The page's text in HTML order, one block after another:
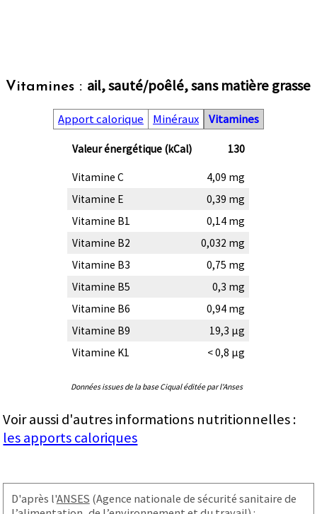
Vitamines : ail, sauté/poêlé, sans matière grasse
Apport calorique Minéraux Vitamines
Valeur énergétique (kCal) 130
Vitamine C
4,09 mg
Vitamine E
0,39 mg
Vitamine B1
0,14 mg
Vitamine B2
0,032 mg
Vitamine B3
0,75 mg
Vitamine B5
0,3 mg
Vitamine B6
0,94 mg
Vitamine B9
19,3 µg
Vitamine K1
< 0,8 µg
Données issues de la base Ciqual éditée par l'Anses
Voir aussi d'autres informations nutritionnelles :
les apports caloriques
D'après l'ANSES (Agence nationale de sécurité sanitaire de